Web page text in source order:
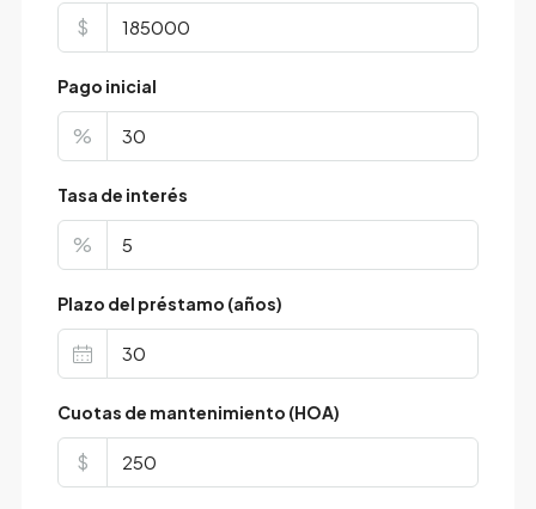
$
Pago inicial
%
Tasa de interés
%
Plazo del préstamo (años)
Cuotas de mantenimiento (HOA)
$